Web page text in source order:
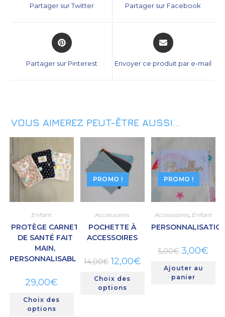
Partager sur Twitter Partager sur Facebook
Partager sur Pinterest Envoyer ce produit par e-mail
VOUS AIMEREZ PEUT-ÊTRE AUSSI…
Enfant
PROTÈGE CARNET
DE SANTÉ FAIT
MAIN,
PERSONNALISABLE
29,00€
Choix des
options
PROMO !
Accessoires
POCHETTE À
ACCESSOIRES
14,00€ 12,00€
Choix des
options
PROMO !
Accessoires Enfant
5,00€ 3,00€
Ajouter au
panier